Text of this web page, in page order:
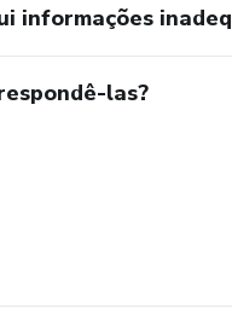
informações
las?